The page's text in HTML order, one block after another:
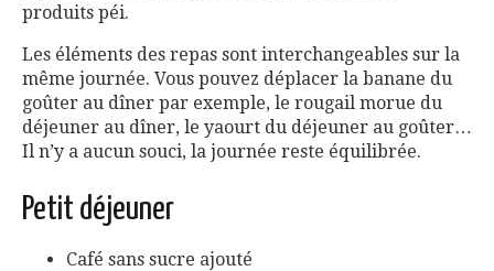
produits péi.
Les éléments des repas sont interchangeables sur la
même journée. Vous pouvez déplacer la banane du
goûter au dîner par exemple, le rougail morue du
déjeuner au dîner, le yaourt du déjeuner au goûter…
Il n’y a aucun souci, la journée reste équilibrée.
Petit déjeuner
Café sans sucre ajouté